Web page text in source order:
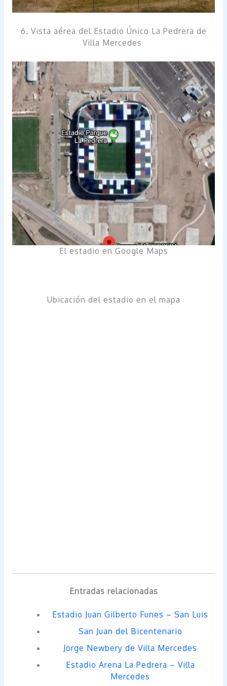
6. Vista aérea del Estadio Único La Pedrera de
Villa Mercedes
El estadio en Google Maps
Ubicación del estadio en el mapa
Entradas relacionadas
Estadio Juan Gilberto Funes – San Luis
San Juan del Bicentenario
Jorge Newbery de Villa Mercedes
Estadio Arena La Pedrera – Villa
Mercedes